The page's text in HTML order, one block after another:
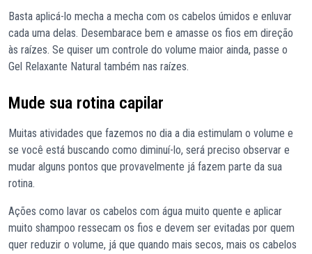
Basta aplicá-lo mecha a mecha com os cabelos úmidos e enluvar
cada uma delas. Desembarace bem e amasse os fios em direção
às raízes. Se quiser um controle do volume maior ainda, passe o
Gel Relaxante Natural também nas raízes.
Mude sua rotina capilar
Muitas atividades que fazemos no dia a dia estimulam o volume e
se você está buscando como diminuí-lo, será preciso observar e
mudar alguns pontos que provavelmente já fazem parte da sua
rotina.
Ações como lavar os cabelos com água muito quente e aplicar
muito shampoo ressecam os fios e devem ser evitadas por quem
quer reduzir o volume, já que quando mais secos, mais os cabelos